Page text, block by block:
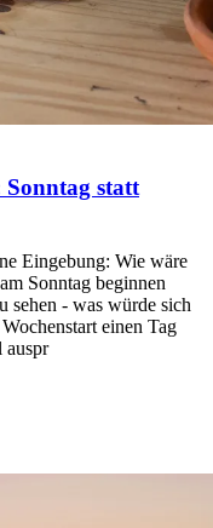
statt
Eingebung: Wie wäre
Sonntag beginnen
sehen - was würde sich
einen Tag
auspr